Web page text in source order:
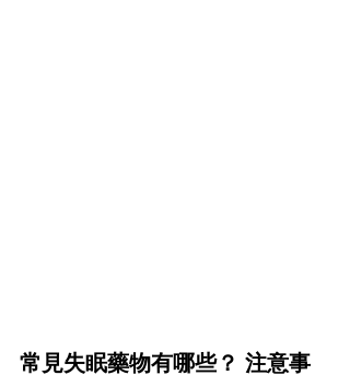
常見失眠藥物有哪些？ 注意事